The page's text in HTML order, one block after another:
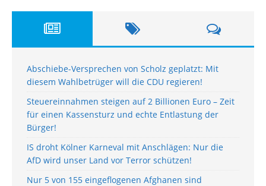
Abschiebe-Versprechen von Scholz geplatzt: Mit
diesem Wahlbetrüger will die CDU regieren!
Steuereinnahmen steigen auf 2 Billionen Euro – Zeit
für einen Kassensturz und echte Entlastung der
Bürger!
IS droht Kölner Karneval mit Anschlägen: Nur die
AfD wird unser Land vor Terror schützen!
Nur 5 von 155 eingeflogenen Afghanen sind